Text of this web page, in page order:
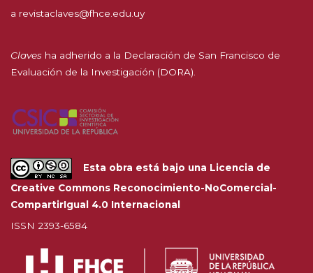
a revistaclaves@fhce.edu.uy
Claves ha adherido a la Declaración de San Francisco de
Evaluación de la Investigación (DORA).
Esta obra está bajo una Licencia de
Creative Commons Reconocimiento-NoComercial-
CompartirIgual 4.0 Internacional
ISSN 2393-6584